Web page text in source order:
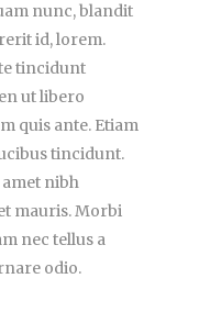
nunc, blandit
id, lorem.
tincidunt
ut libero
quis ante. Etiam
tincidunt.
amet nibh
mauris. Morbi
nec tellus a
odio.